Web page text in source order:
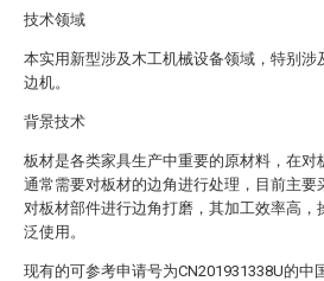
技术领域
本实用新型涉及木工机械设备领域，特别涉
边机。
背景技术
板材是各类家具生产中重要的原材料，在对
通常需要对板材的边角进行处理，目前主要
对板材部件进行边角打磨，其加工效率高，
泛使用。
现有的可参考申请号为CN201931338U的中